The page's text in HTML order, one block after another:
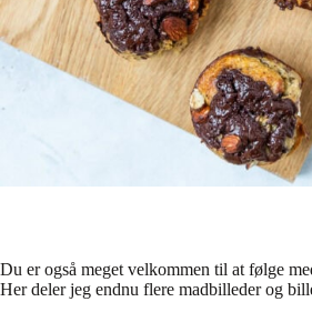
Du er også meget velkommen til at følge
Her deler jeg endnu flere madbilleder og